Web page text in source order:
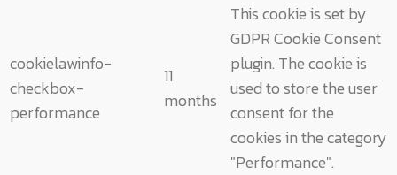
cookielawinfo-
checkbox-
performance
11
months
This cookie is set by
GDPR Cookie Consent
plugin. The cookie is
used to store the user
consent for the
cookies in the category
"Performance".